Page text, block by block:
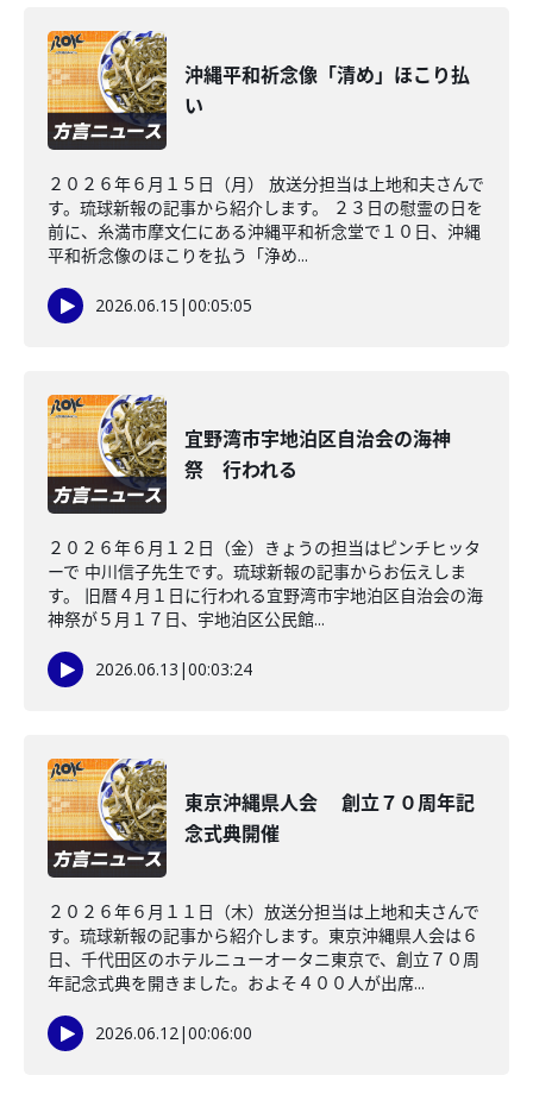
沖縄平和祈念像「清め」ほこり払
い
２０２６年６月１５日（月） 放送分担当は上地和夫さんで
す。琉球新報の記事から紹介します。 ２３日の慰霊の日を
前に、糸満市摩文仁にある沖縄平和祈念堂で１０日、沖縄
平和祈念像のほこりを払う「浄め...
2026.06.15 |00:05:05
宜野湾市宇地泊区自治会の海神
祭 行われる
２０２６年６月１２日（金）きょうの担当はピンチヒッタ
ーで 中川信子先生です。琉球新報の記事からお伝えしま
す。 旧暦４月１日に行われる宜野湾市宇地泊区自治会の海
神祭が５月１７日、宇地泊区公民館...
2026.06.13 |00:03:24
東京沖縄県人会 創立７０周年記
念式典開催
２０２６年６月１１日（木）放送分担当は上地和夫さんで
す。琉球新報の記事から紹介します。東京沖縄県人会は６
日、千代田区のホテルニューオータニ東京で、創立７０周
年記念式典を開きました。およそ４００人が出席...
2026.06.12|00:06:00